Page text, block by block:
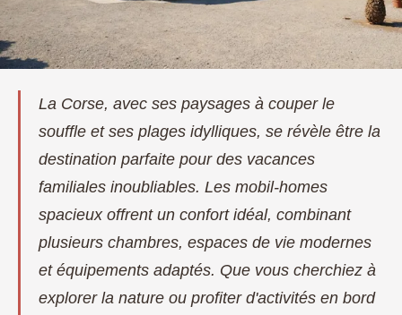
La Corse, avec ses paysages à couper le
souffle et ses plages idylliques, se révèle être la
destination parfaite pour des vacances
familiales inoubliables. Les mobil-homes
spacieux offrent un confort idéal, combinant
plusieurs chambres, espaces de vie modernes
et équipements adaptés. Que vous cherchiez à
explorer la nature ou profiter d'activités en bord